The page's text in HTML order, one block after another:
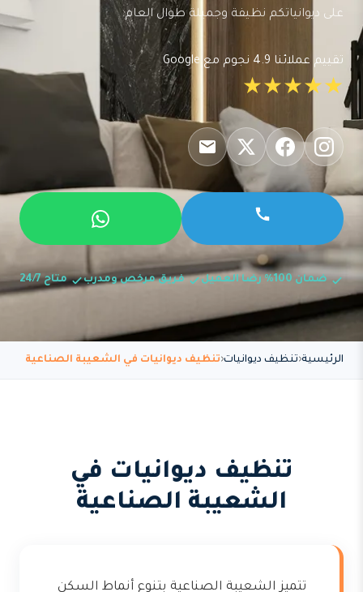
على ديوانياتكم نظيفة وجميلة طوال العام.
تقييم عملائنا 4.9 نجوم مع Google
★★★★★
ضمان 100% رضا العميل فريق مرخص ومدرب متاح 24/7
الرئيسية تنظيف ديوانيات تنظيف ديوانيات في الشعيبة الصناعية
تنظيف ديوانيات في
الشعيبة الصناعية
تتميز الشعيبة الصناعية بتنوع أنماط السكن